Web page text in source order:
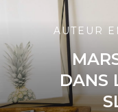
AUTEUR
DANS